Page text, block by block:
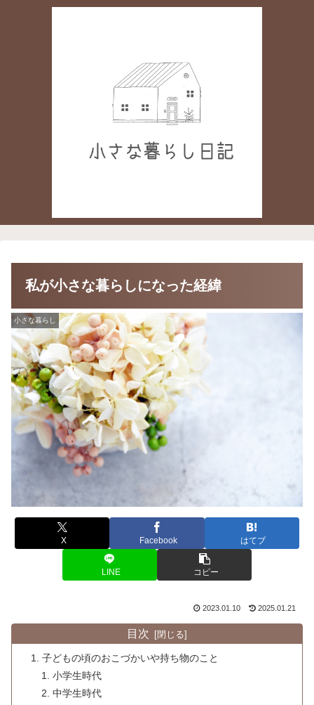
私が小さな暮らしになった経緯
小さな暮らし
X Facebook はてブ
LINE コピー
2023.01.10 2025.01.21
目次
子どもの頃のおこづかいや持ち物のこと
小学生時代
中学生時代